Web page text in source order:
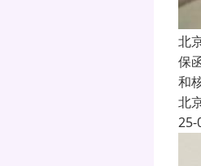
北
保
和
北
25-